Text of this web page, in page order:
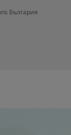
България